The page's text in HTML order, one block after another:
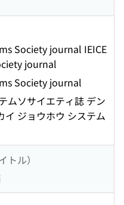
Society journal IEICE
journal
Society journal
ムソサイエティ誌 デン
イ ジョウホウ システム
ル）